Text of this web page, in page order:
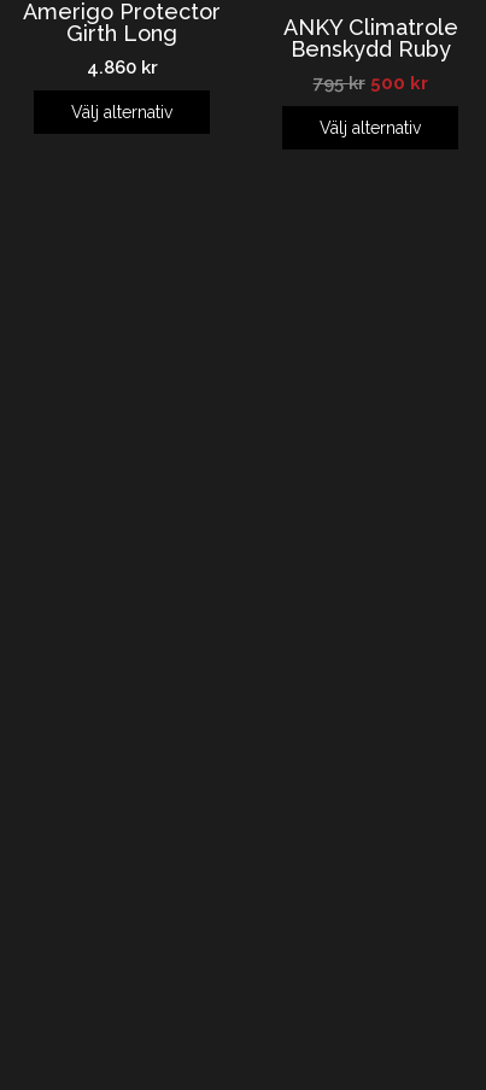
Amerigo Protector
Girth Long
4.860 kr
Välj alternativ
ANKY Climatrole
Benskydd Ruby
795kr 500 kr
Välj alternativ